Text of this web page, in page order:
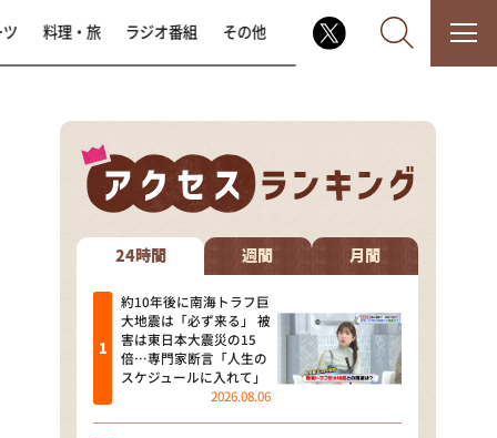
なるみ・岡村の過ぎるTV
相席食堂
これ余談なんですけど・・・
～人生密着トークバラエティ！
～ やすとものいたって真剣です
探偵！ナイトスクープ
料理・旅 ラジオ番組 その他
24時間 週間 月間
約10年後に南海トラフ巨
大地震は「必ず来る」 被
害は東日本大震災の15
倍…専門家断言「人生の
スケジュールに入れて」
2026.08.06